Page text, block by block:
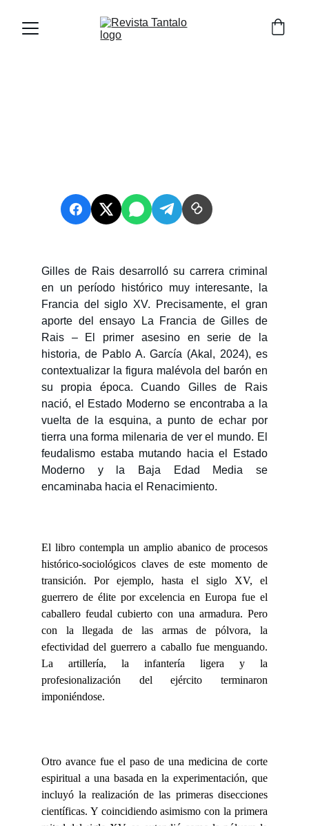
Gilles de Rais desarrolló su carrera criminal
en un período histórico muy interesante, la
Francia del siglo XV. Precisamente, el gran
aporte del ensayo La Francia de Gilles de
Rais – El primer asesino en serie de la
historia, de Pablo A. García (Akal, 2024), es
contextualizar la figura malévola del barón en
su propia época. Cuando Gilles de Rais
nació, el Estado Moderno se encontraba a la
vuelta de la esquina, a punto de echar por
tierra una forma milenaria de ver el mundo. El
feudalismo estaba mutando hacia el Estado
Moderno y la Baja Edad Media se
encaminaba hacia el Renacimiento.
El libro contempla un amplio abanico de procesos
histórico-sociológicos claves de este momento de
transición. Por ejemplo, hasta el siglo XV, el
guerrero de élite por excelencia en Europa fue el
caballero feudal cubierto con una armadura. Pero
con la llegada de las armas de pólvora, la
efectividad del guerrero a caballo fue menguando.
La artillería, la infantería ligera y la
profesionalización del ejército terminaron
imponiéndose.
Otro avance fue el paso de una medicina de corte
espiritual a una basada en la experimentación, que
incluyó la realización de las primeras disecciones
científicas. Y coincidiendo asimismo con la primera